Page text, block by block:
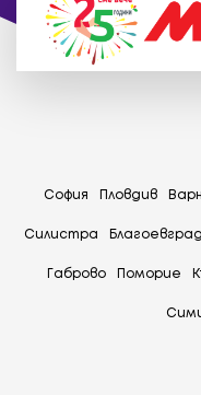
София Пловдив
Силистра Благоевград
Габрово Поморие